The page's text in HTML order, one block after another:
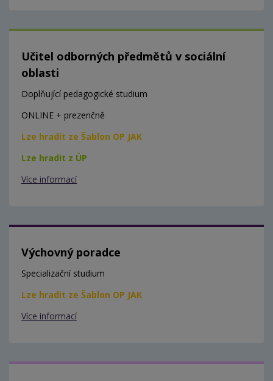
Učitel odborných předmětů v sociální
oblasti
Doplňující pedagogické studium
ONLINE + prezenčně
Lze hradit ze Šablon OP JAK
Lze hradit z ÚP
Více informací
Výchovný poradce
Specializační studium
Lze hradit ze Šablon OP JAK
Více informací